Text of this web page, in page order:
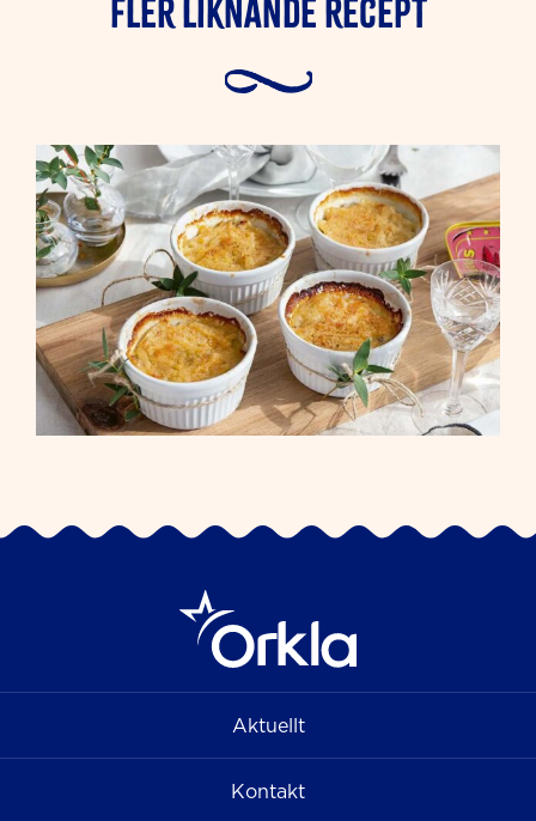
Fler liknande Recept
Aktuellt
Kontakt